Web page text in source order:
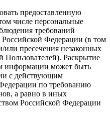
предоставленную
числе персональные
требований
Российской Федерации (в том
или пресечения незаконных
Раскрытие
информации может быть
с действующим
по требованию
а равно в иных
Российской Федерации